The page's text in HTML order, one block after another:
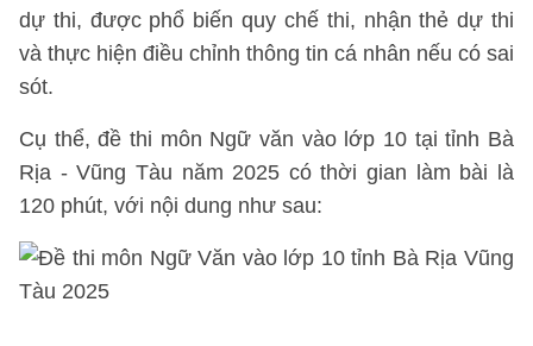
dự thi, được phổ biến quy chế thi, nhận thẻ dự thi
và thực hiện điều chỉnh thông tin cá nhân nếu có sai
sót.
Cụ thể, đề thi môn Ngữ văn vào lớp 10 tại tỉnh Bà
Rịa - Vũng Tàu năm 2025 có thời gian làm bài là
120 phút, với nội dung như sau: